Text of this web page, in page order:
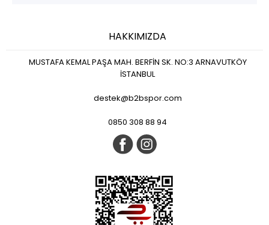
HAKKIMIZDA
MUSTAFA KEMAL PAŞA MAH. BERFİN SK. NO:3 ARNAVUTKÖY
İSTANBUL
destek@b2bspor.com
0850 308 88 94